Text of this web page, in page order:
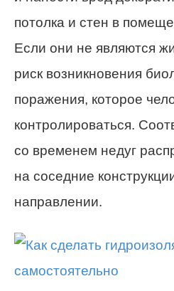
потолка и стен в
Если они не являются
риск возникновения
поражения, которое
контролироваться.
со временем недуг
на соседние
направлении.